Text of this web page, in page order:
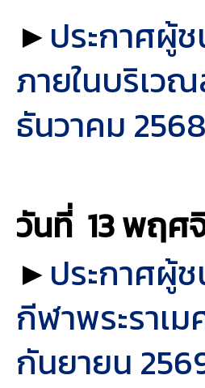
►ประกาศผู้
ภายในบริเว
ธันวาคม
วันที่ 13 พฤศ
►ประกาศผู้
กีฬาพระราเ
กันยายน